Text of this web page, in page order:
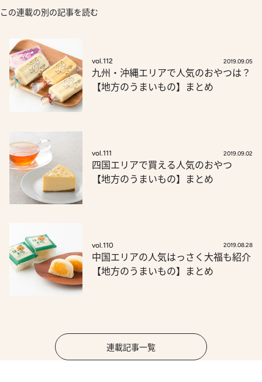
この連載の別の記事を読む
vol.112 2019.09.05
九州・沖縄エリアで人気のおやつは？
【地方のうまいもの】まとめ
vol.111 2019.09.02
四国エリアで買える人気のおやつ
【地方のうまいもの】まとめ
vol.110 2019.08.28
中国エリアの人気はっさく大福も紹介
【地方のうまいもの】まとめ
連載記事一覧